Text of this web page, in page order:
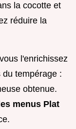
la cocotte et
réduire la
l'enrichissez
tempérage :
obtenue.
menus Plat